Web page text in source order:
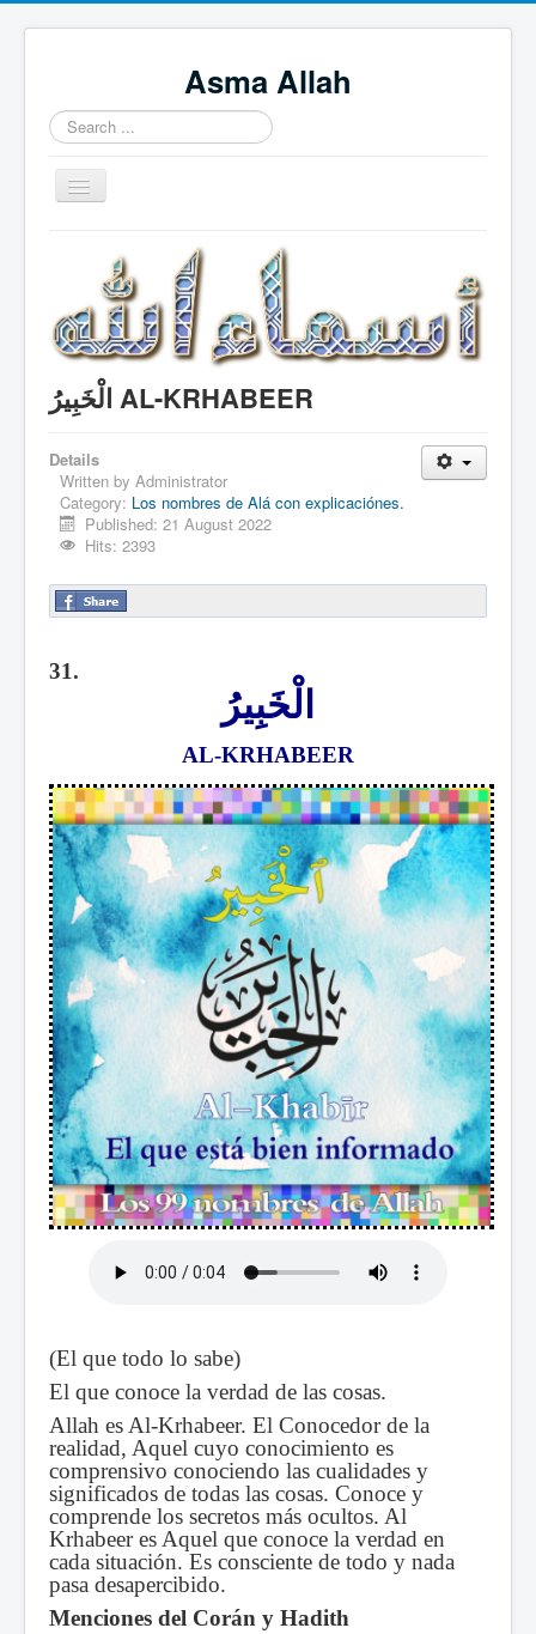
Asma Allah
Search
...
Toggle
Navigation
Intro Videos
Français
中国人
Español
Tagalog
English
Português
الْخَبِيرُ AL-KRHABEER
Details
Written by Administrator
Category: Los nombres de Alá con explicaciónes.
Published: 21 August 2022
Hits: 2393
31.
الْخَبِيرُ
AL-KRHABEER
(El que todo lo sabe)
El que conoce la verdad de las cosas.
Allah es Al-Krhabeer. El Conocedor de la
realidad, Aquel cuyo conocimiento es
comprensivo conociendo las cualidades y
significados de todas las cosas. Conoce y
comprende los secretos más ocultos. Al
Krhabeer es Aquel que conoce la verdad en
cada situación. Es consciente de todo y nada
pasa desapercibido.
Menciones del Corán y Hadith